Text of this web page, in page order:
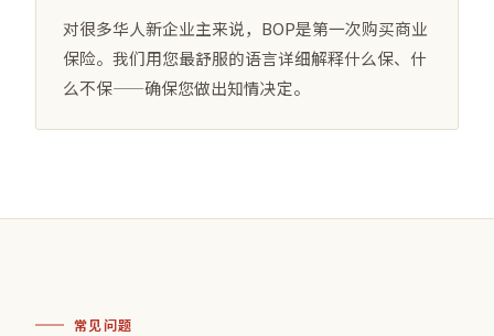
对很多华人新企业主来说，BOP是第一次购买商业
保险。我们用您最舒服的语言详细解释什么保、什
么不保——确保您做出知情决定。
常见问题